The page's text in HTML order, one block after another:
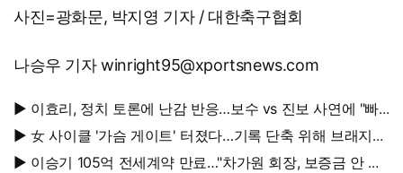
사진=광화문, 박지영 기자 / 대한축구협회
나승우 기자 winright95@xportsnews.com
▶ 이효리, 정치 토론에 난감 반응…보수 vs 진보 사연에 "빠
지면 안 될까요?"
▶ 女 사이클 '가슴 게이트' 터졌다…기록 단축 위해 브래지어
에 솜 넣는다?
▶ 이승기 105억 전세계약 만료…"차가원 회장, 보증금 안 주